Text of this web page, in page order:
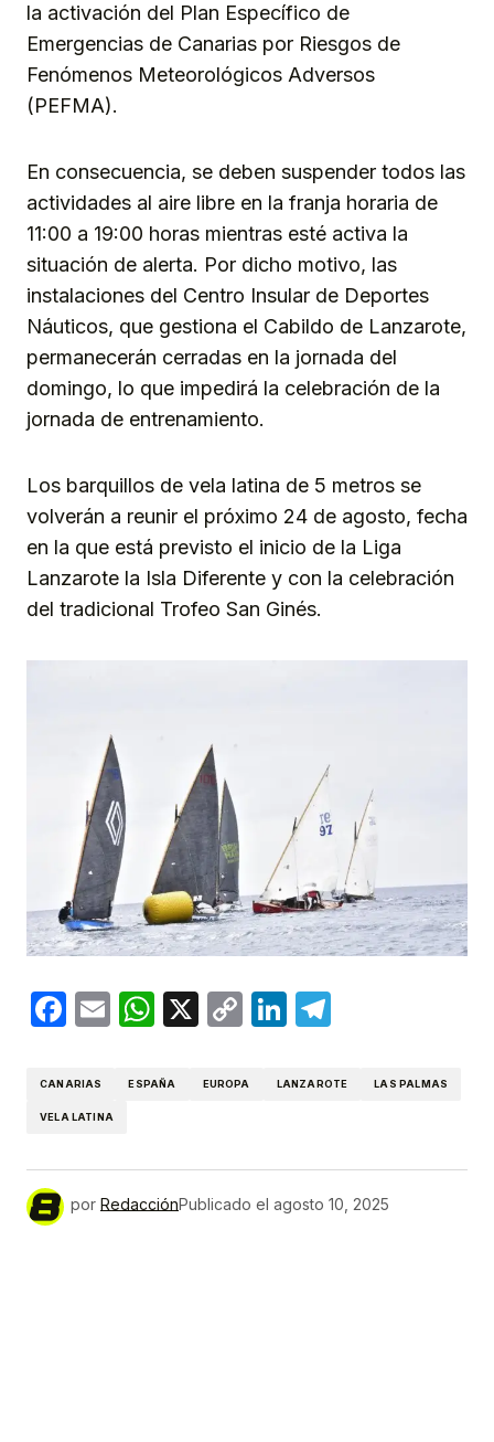
la activación del Plan Específico de
Emergencias de Canarias por Riesgos de
Fenómenos Meteorológicos Adversos
(PEFMA).
En consecuencia, se deben suspender todos las
actividades al aire libre en la franja horaria de
11:00 a 19:00 horas mientras esté activa la
situación de alerta. Por dicho motivo, las
instalaciones del Centro Insular de Deportes
Náuticos, que gestiona el Cabildo de Lanzarote,
permanecerán cerradas en la jornada del
domingo, lo que impedirá la celebración de la
jornada de entrenamiento.
Los barquillos de vela latina de 5 metros se
volverán a reunir el próximo 24 de agosto, fecha
en la que está previsto el inicio de la Liga
Lanzarote la Isla Diferente y con la celebración
del tradicional Trofeo San Ginés.
Facebook
EmailWhatsApp
X
CopyLinkedIn
CANARIAS ESPAÑA EUROPA LANZAROTE LAS PALMAS
VELA LATINA
por RedacciónPublicado el agosto 10, 2025